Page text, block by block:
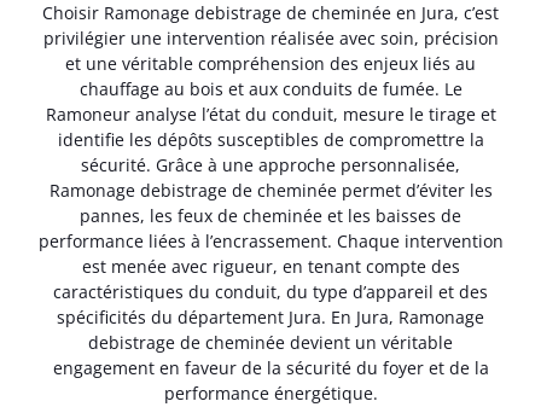
Choisir Ramonage debistrage de cheminée en Jura, c’est
privilégier une intervention réalisée avec soin, précision
et une véritable compréhension des enjeux liés au
chauffage au bois et aux conduits de fumée. Le
Ramoneur analyse l’état du conduit, mesure le tirage et
identifie les dépôts susceptibles de compromettre la
sécurité. Grâce à une approche personnalisée,
Ramonage debistrage de cheminée permet d’éviter les
pannes, les feux de cheminée et les baisses de
performance liées à l’encrassement. Chaque intervention
est menée avec rigueur, en tenant compte des
caractéristiques du conduit, du type d’appareil et des
spécificités du département Jura. En Jura, Ramonage
debistrage de cheminée devient un véritable
engagement en faveur de la sécurité du foyer et de la
performance énergétique.